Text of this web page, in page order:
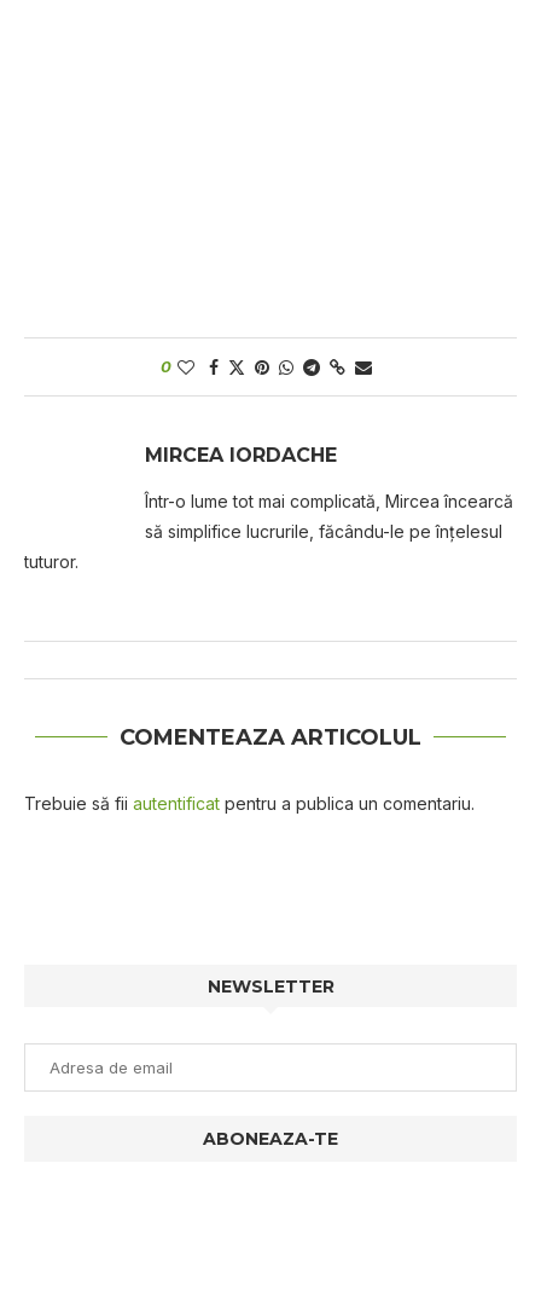
0
MIRCEA IORDACHE
Într-o lume tot mai complicată, Mircea încearcă
să simplifice lucrurile, făcându-le pe înțelesul
tuturor.
COMENTEAZA ARTICOLUL
Trebuie să fii autentificat pentru a publica un comentariu.
NEWSLETTER